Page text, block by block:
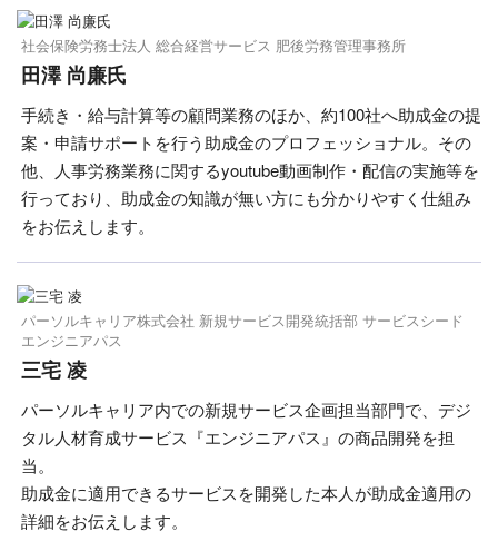
社会保険労務士法人 総合経営サービス 肥後労務管理事務所
田澤 尚廉氏
手続き・給与計算等の顧問業務のほか、約100社へ助成金の提
案・申請サポートを行う助成金のプロフェッショナル。その
他、人事労務業務に関するyoutube動画制作・配信の実施等を
行っており、助成金の知識が無い方にも分かりやすく仕組み
をお伝えします。
パーソルキャリア株式会社 新規サービス開発統括部 サービスシード
エンジニアパス
三宅 凌
パーソルキャリア内での新規サービス企画担当部門で、デジ
タル人材育成サービス『エンジニアパス』の商品開発を担
当。
助成金に適用できるサービスを開発した本人が助成金適用の
詳細をお伝えします。